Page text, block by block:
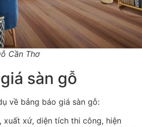
Cần Thơ
sàn gỗ
về bảng báo giá sàn gỗ:
xuất xứ, diện tích thi công, hiện